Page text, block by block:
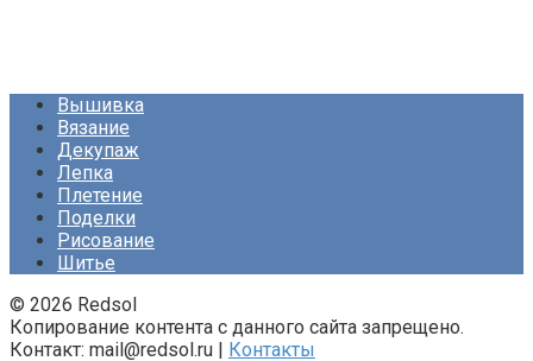
Вышивка
Вязание
Декупаж
Лепка
Плетение
Поделки
Рисование
Шитье
© 2026 Redsol
Копирование контента с данного сайта запрещено.
Контакт: mail@redsol.ru | Контакты